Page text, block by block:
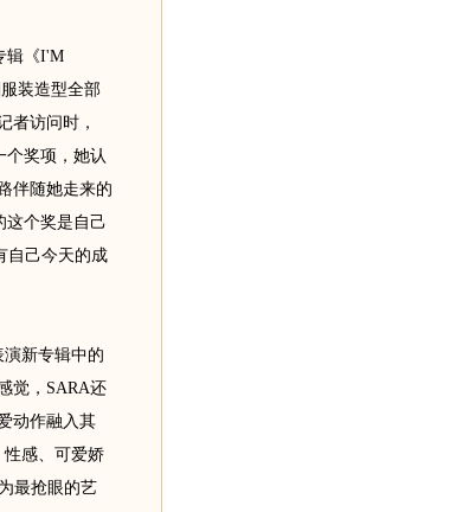
辑《I'M
装造型全部
者访问时，
个奖项，她认
伴随她走来的
这个奖是自己
自己今天的成
新专辑中的
觉，SARA还
动作融入其
性感、可爱娇
最抢眼的艺